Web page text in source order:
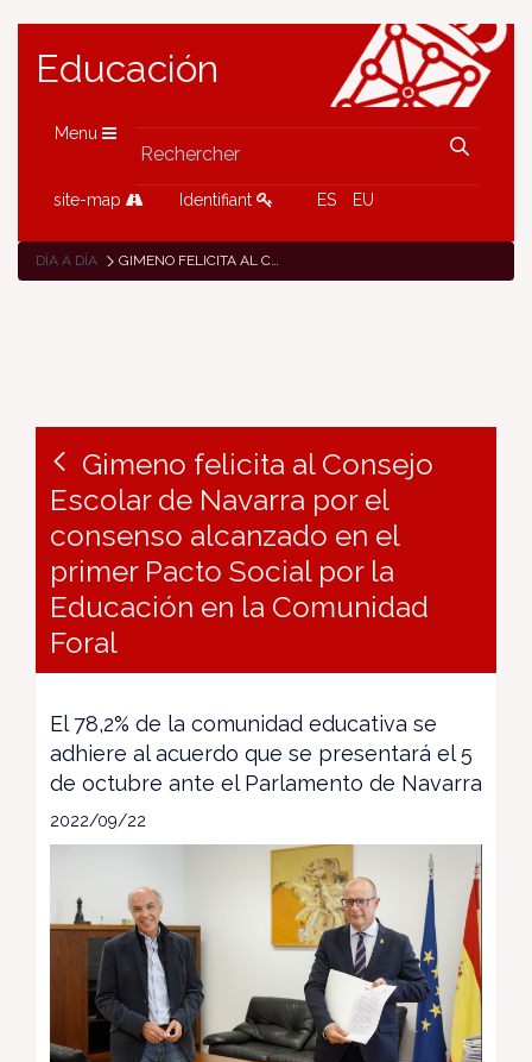
Educación
Menu
site-map Identifiant ES EU
DÍA A DÍA GIMENO FELICITA AL CONSEJO ESCOLAR DE NAVARRA POR EL CONSENSO ALCANZADO EN EL PRIMER PACTO SOCIAL POR LA EDUCACIÓN EN LA COMUNIDAD FORAL
Gimeno felicita al Consejo
Escolar de Navarra por el
consenso alcanzado en el
primer Pacto Social por la
Educación en la Comunidad
Foral
El 78,2% de la comunidad educativa se
adhiere al acuerdo que se presentará el 5
de octubre ante el Parlamento de Navarra
2022/09/22